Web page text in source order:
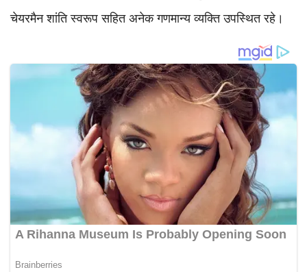
चेयरमैन शांति स्वरूप सहित अनेक गणमान्य व्यक्ति उपस्थित रहे।